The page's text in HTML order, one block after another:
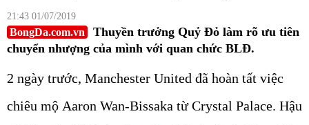
21:43 01/07/2019
BongDa.com.vn
Thuyền trưởng Quỷ Đỏ làm rõ ưu tiên
chuyển nhượng của mình với quan chức BLĐ.
2 ngày trước, Manchester United đã hoàn tất việc
chiêu mộ Aaron Wan-Bissaka từ Crystal Palace. Hậu